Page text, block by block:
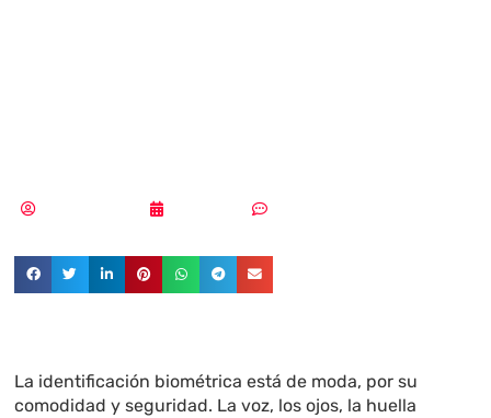
La identificación biométrica está de moda, por su
comodidad y seguridad. La voz, los ojos, la huella